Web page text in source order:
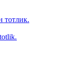
тотлик.